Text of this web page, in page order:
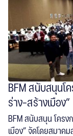
BFM สนับสนุนโ
ร่าง-สร้างเมือง”
BFM สนับสนุน โครง
เมือง” จัดโดยสมาค